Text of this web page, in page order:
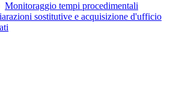
Monitoraggio tempi procedimentali
sostitutive e acquisizione d'ufficio